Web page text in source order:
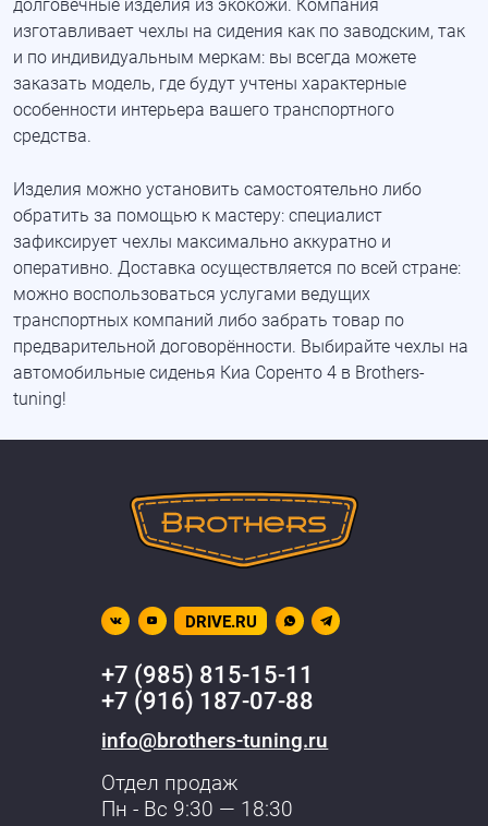
долговечные изделия из экокожи. Компания
изготавливает чехлы на сидения как по заводским, так
и по индивидуальным меркам: вы всегда можете
заказать модель, где будут учтены характерные
особенности интерьера вашего транспортного
средства.
Изделия можно установить самостоятельно либо
обратить за помощью к мастеру: специалист
зафиксирует чехлы максимально аккуратно и
оперативно. Доставка осуществляется по всей стране:
можно воспользоваться услугами ведущих
транспортных компаний либо забрать товар по
предварительной договорённости. Выбирайте чехлы на
автомобильные сиденья Киа Соренто 4 в Brothers-
tuning!
DRIVE.RU
+7 (985) 815-15-11
+7 (916) 187-07-88
info@brothers-tuning.ru
Отдел продаж
Пн - Вс 9:30 — 18:30